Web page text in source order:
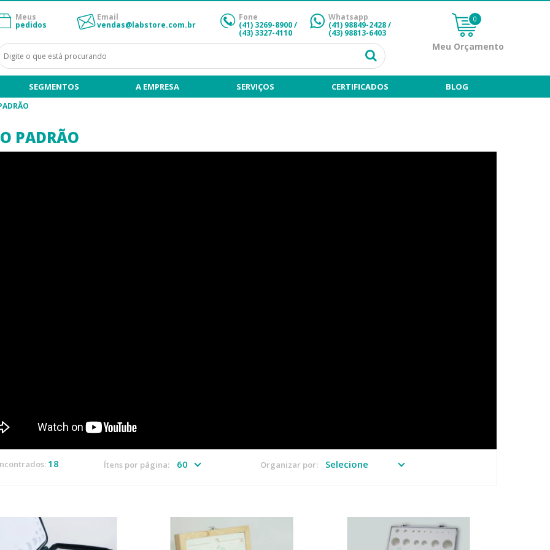
Meus
pedidos
Email
vendas@labstore.com.br
Fone
(41) 3269-8900 /
(43) 3327-4110
Whatsapp
(41) 98849-2428/
(43) 98813-6403
0
Meu Orçamento
SEGMENTOS A EMPRESA SERVIÇOS CERTIFICADOS BLOG
PADRÃO
18 Ítens por página: Organizar por: